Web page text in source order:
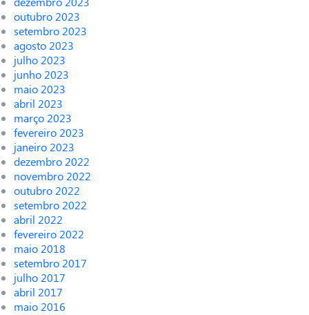
outubro 2023
setembro 2023
agosto 2023
julho 2023
junho 2023
maio 2023
abril 2023
março 2023
fevereiro 2023
janeiro 2023
dezembro 2022
novembro 2022
outubro 2022
setembro 2022
abril 2022
fevereiro 2022
maio 2018
setembro 2017
julho 2017
abril 2017
maio 2016